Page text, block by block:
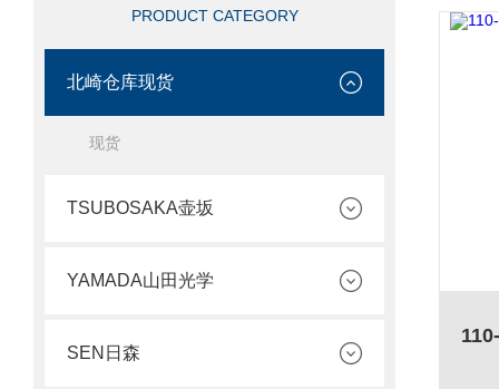
PRODUCT CATEGORY
北崎仓库现货
现货
TSUBOSAKA壶坂
YAMADA山田光学
SEN日森